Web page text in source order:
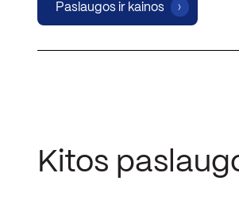
Paslaugos ir kainos
Kitos